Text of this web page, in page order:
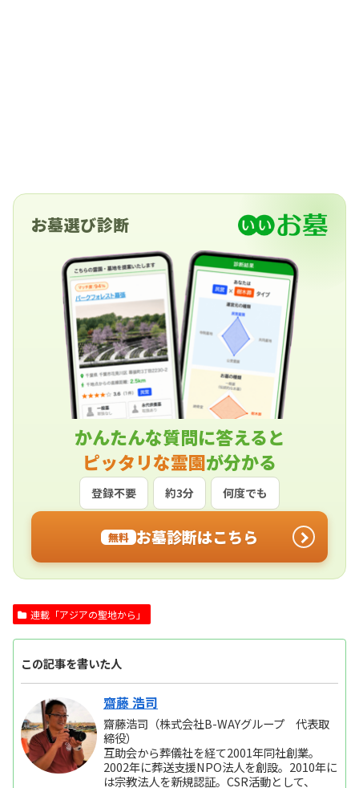
お墓選び診断
かんたんな質問に答えると
ピッタリな霊園が分かる
登録不要 約3分 何度でも
無料 お墓診断はこちら
連載「アジアの聖地から」
この記事を書いた人
齋藤 浩司
齋藤浩司（株式会社B-WAYグループ 代表取
締役）
互助会から葬儀社を経て2001年同社創業。
2002年に葬送支援NPO法人を創設。2010年に
は宗教法人を新規認証。CSR活動として、